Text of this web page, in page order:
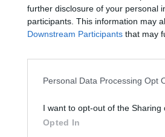
further disclosure of your personal
participants. This information may
Downstream Participants that may
Personal Data Processing Opt
I want to opt-out of the Sharing
Opted In
più forte con
arriva
Caddeo e
Tharros
Firinu e Frongia